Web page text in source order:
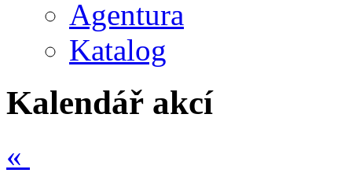
Agentura
Katalog
Kalendář akcí
«